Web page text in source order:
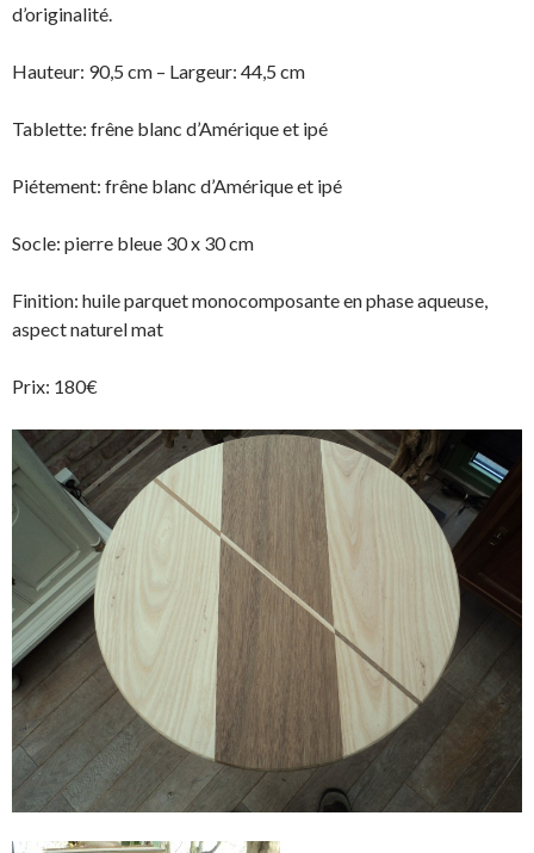
d’originalité.
Hauteur: 90,5 cm – Largeur: 44,5 cm
Tablette: frêne blanc d’Amérique et ipé
Piétement: frêne blanc d’Amérique et ipé
Socle: pierre bleue 30 x 30 cm
Finition: huile parquet monocomposante en phase aqueuse,
aspect naturel mat
Prix: 180€